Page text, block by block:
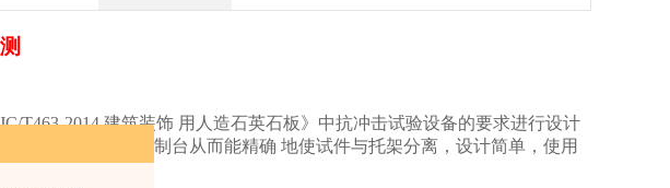
T463-2014建筑装饰 用人造石英石板》中抗冲击试验设备的要求进行设计
冲击试验，配备控制台从而能精确 地使试件与托架分离，设计简单，使用
。